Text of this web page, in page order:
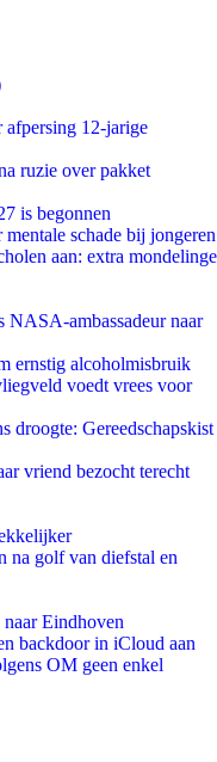
12-jarige
ruzie over pakket
is begonnen
schade bij jongeren
aan: extra mondelinge
ambassadeur naar
ernstig alcoholmisbruik
voedt vrees voor
droogte: Gereedschapskist
vriend bezocht terecht
na golf van diefstal en
Eindhoven
backdoor in iCloud aan
OM geen enkel